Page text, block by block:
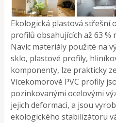
Ekologická plastová střešní
profilů obsahujících až 63 %
Navíc materiály použité na
sklo, plastové profily,
komponenty, lze prakticky
Vícekomorové PVC profily
pozinkovanými ocelovými
jejich deformaci, a jsou
ekologického stabilizátoru